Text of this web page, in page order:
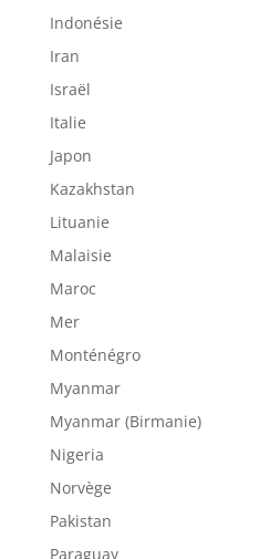
Indonésie
Iran
Israël
Italie
Japon
Kazakhstan
Lituanie
Malaisie
Maroc
Mer
Monténégro
Myanmar
Myanmar (Birmanie)
Nigeria
Norvège
Pakistan
Paraguay